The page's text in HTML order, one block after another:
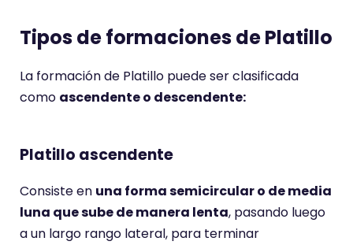
Tipos de formaciones de Platillo
La formación de Platillo puede ser clasificada
como ascendente o descendente:
Platillo ascendente
Consiste en una forma semicircular o de media
luna que sube de manera lenta, pasando luego
a un largo rango lateral, para terminar